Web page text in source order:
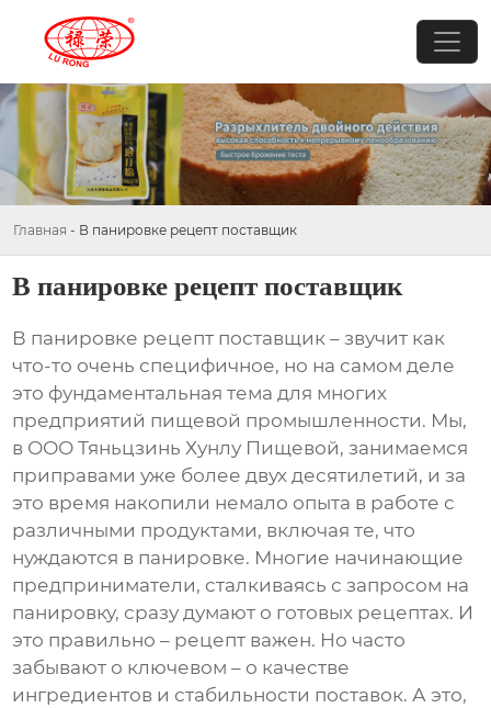
Главная - В панировке рецепт поставщик
В панировке рецепт поставщик
В панировке рецепт поставщик – звучит как
что-то очень специфичное, но на самом деле
это фундаментальная тема для многих
предприятий пищевой промышленности. Мы,
в ООО Тяньцзинь Хунлу Пищевой, занимаемся
приправами уже более двух десятилетий, и за
это время накопили немало опыта в работе с
различными продуктами, включая те, что
нуждаются в панировке. Многие начинающие
предприниматели, сталкиваясь с запросом на
панировку, сразу думают о готовых рецептах. И
это правильно – рецепт важен. Но часто
забывают о ключевом – о качестве
ингредиентов и стабильности поставок. А это,